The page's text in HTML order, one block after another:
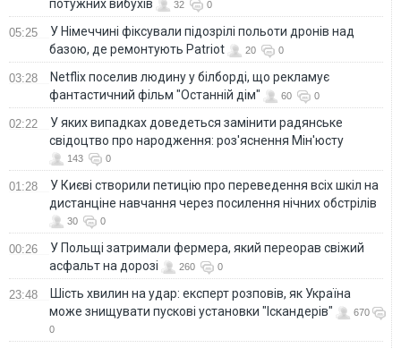
потужних вибухів
32 0
05:25
У Німеччині фіксували підозрілі польоти дронів над
базою, де ремонтують Patriot
20 0
03:28
Netflix поселив людину у білборді, що рекламує
фантастичний фільм "Останній дім"
60 0
02:22
У яких випадках доведеться замінити радянське
свідоцтво про народження: роз'яснення Мін'юсту
143 0
01:28
У Києві створили петицію про переведення всіх шкіл на
дистанціне навчання через посилення нічних обстрілів
30 0
00:26
У Польщі затримали фермера, який переорав свіжий
асфальт на дорозі
260 0
23:48
Шість хвилин на удар: експерт розповів, як Україна
може знищувати пускові установки "Іскандерів"
670
0